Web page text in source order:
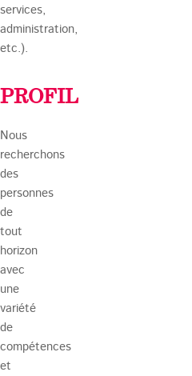
services,
administration,
etc.).
PROFIL
Nous
recherchons
des
personnes
de
tout
horizon
avec
une
variété
de
compétences
et